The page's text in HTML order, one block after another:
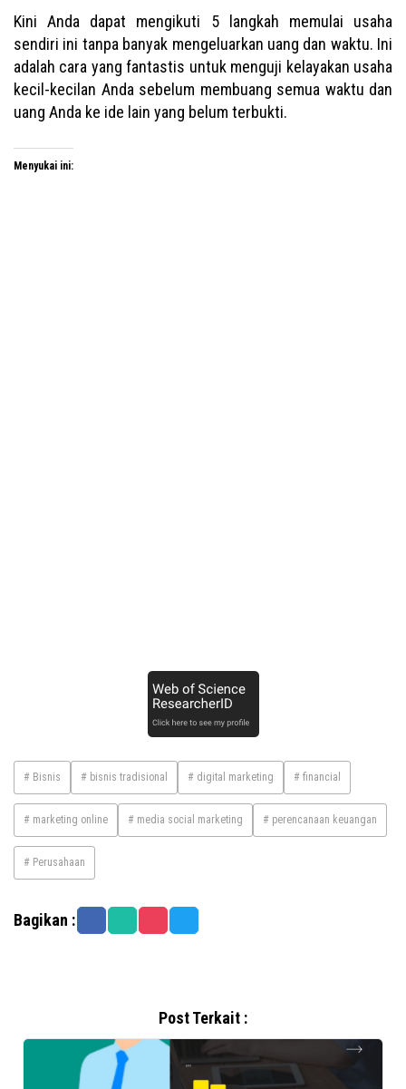
Kini Anda dapat mengikuti 5 langkah memulai usaha
sendiri ini tanpa banyak mengeluarkan uang dan waktu. Ini
adalah cara yang fantastis untuk menguji kelayakan usaha
kecil-kecilan Anda sebelum membuang semua waktu dan
uang Anda ke ide lain yang belum terbukti.
Menyukai ini:
# Bisnis # bisnis tradisional # digital marketing # financial
# marketing online # media social marketing # perencanaan keuangan
# Perusahaan
Bagikan :
Post Terkait :